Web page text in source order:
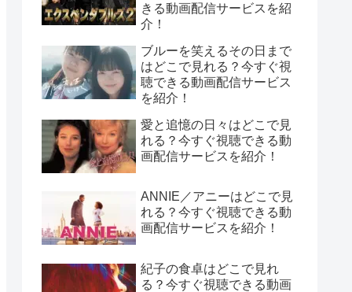
きる動画配信サービスを紹
介！
ブルーを笑えるその日まで
はどこで見れる？今すぐ視
聴できる動画配信サービス
を紹介！
愛と追憶の日々はどこで見
れる？今すぐ視聴できる動
画配信サービスを紹介！
ANNIE／アニーはどこで見
れる？今すぐ視聴できる動
画配信サービスを紹介！
紀子の食卓はどこで見れ
る？今すぐ視聴できる動画